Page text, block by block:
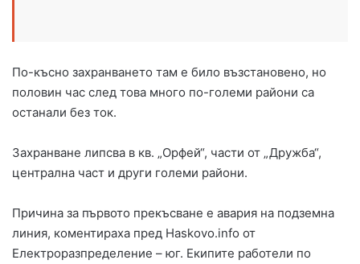
По-късно захранването там е било възстановено, но
половин час след това много по-големи райони са
останали без ток.
Захранване липсва в кв. „Орфей“, части от „Дружба“,
централна част и други големи райони.
Причина за първото прекъсване е авария на подземна
линия, коментираха пред Haskovo.info от
Електроразпределение – юг. Екипите работели по